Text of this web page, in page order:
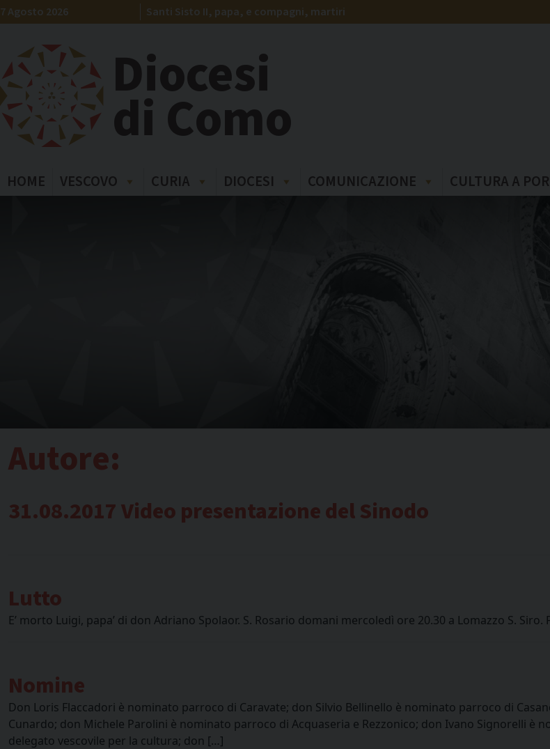
Skip
to
7 Agosto 2026 Santi Sisto II, papa, e compagni, martiri
Diocesi
di Como
HOME VESCOVO CURIA DIOCESI COMUNICAZIONE CULTURA A
Autore:
31.08.2017 Video presentazione del Sinodo
Lutto
E’ morto Luigi, papa’ di don Adriano Spolaor. S. Rosario domani mercoledì ore 20.30 a Lomazzo S.
Nomine
Don Loris Flaccadori è nominato parroco di Caravate; don Silvio Bellinello è nominato parroco di
Cunardo; don Michele Parolini è nominato parroco di Acquaseria e Rezzonico; don Ivano Signorelli è
delegato vescovile per la cultura; don […]